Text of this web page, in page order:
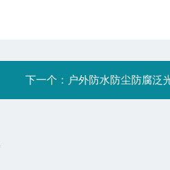
下一个： 户外防水防尘防腐泛